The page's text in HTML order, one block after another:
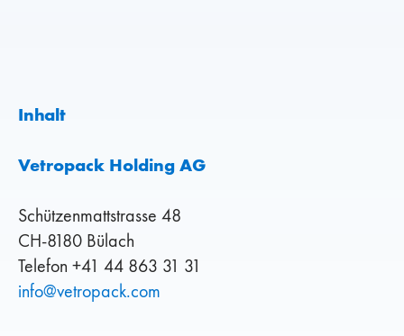
Inhalt
Vetropack Holding AG
Schützenmattstrasse 48
CH-8180 Bülach
Telefon +41 44 863 31 31
info@vetropack.com